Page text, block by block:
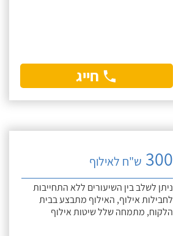
חייג
300 ש"ח לאילוף
ניתן לשלב בין השיעורים ללא התחייבות
לחבילות אילוף, האילוף מתבצע בבית
הלקוח, מתמחה שלל שיטות אילוף